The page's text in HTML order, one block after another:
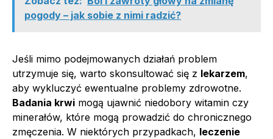
pogody – jak sobie z nimi radzić?
Jeśli mimo podejmowanych działań problem
utrzymuje się, warto skonsultować się z lekarzem,
aby wykluczyć ewentualne problemy zdrowotne.
Badania krwi mogą ujawnić niedobory witamin czy
minerałów, które mogą prowadzić do chronicznego
zmęczenia. W niektórych przypadkach, leczenie